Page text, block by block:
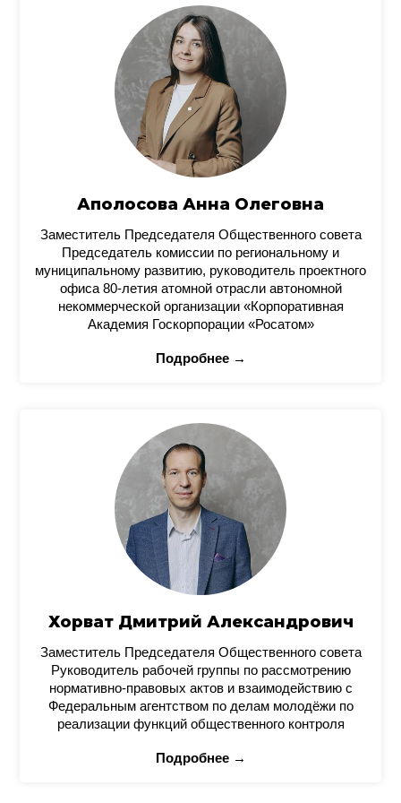
Аполосова Анна Олеговна
Заместитель Председателя Общественного совета
Председатель комиссии по региональному и
муниципальному развитию, руководитель проектного
офиса 80-летия атомной отрасли автономной
некоммерческой организации «Корпоративная
Академия Госкорпорации «Росатом»
Подробнее →
Хорват Дмитрий Александрович
Заместитель Председателя Общественного совета
Руководитель рабочей группы по рассмотрению
нормативно-правовых актов и взаимодействию с
Федеральным агентством по делам молодёжи по
реализации функций общественного контроля
Подробнее →